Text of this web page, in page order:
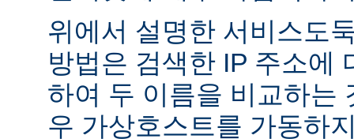
위에서 설명한 서비스도
방법은 검색한 IP 주소에
하여 두 이름을 비교하는
우 가상호스트를 가동하